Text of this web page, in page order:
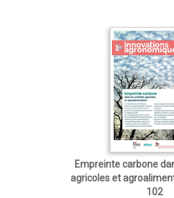
Empreinte carbone
agricoles et
102